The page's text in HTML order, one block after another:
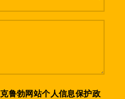
克鲁勃网站个人信息保护政